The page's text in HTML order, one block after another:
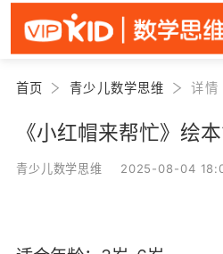
首页 青少儿数学思维 详情
《小红帽来帮忙》绘
青少儿数学思维 2025-08-04